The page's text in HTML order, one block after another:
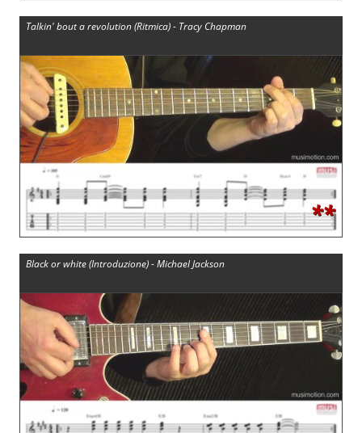
Talkin' bout a revolution (Ritmica) - Tracy Chapman
**
Black or white (Introduzione) - Michael Jackson